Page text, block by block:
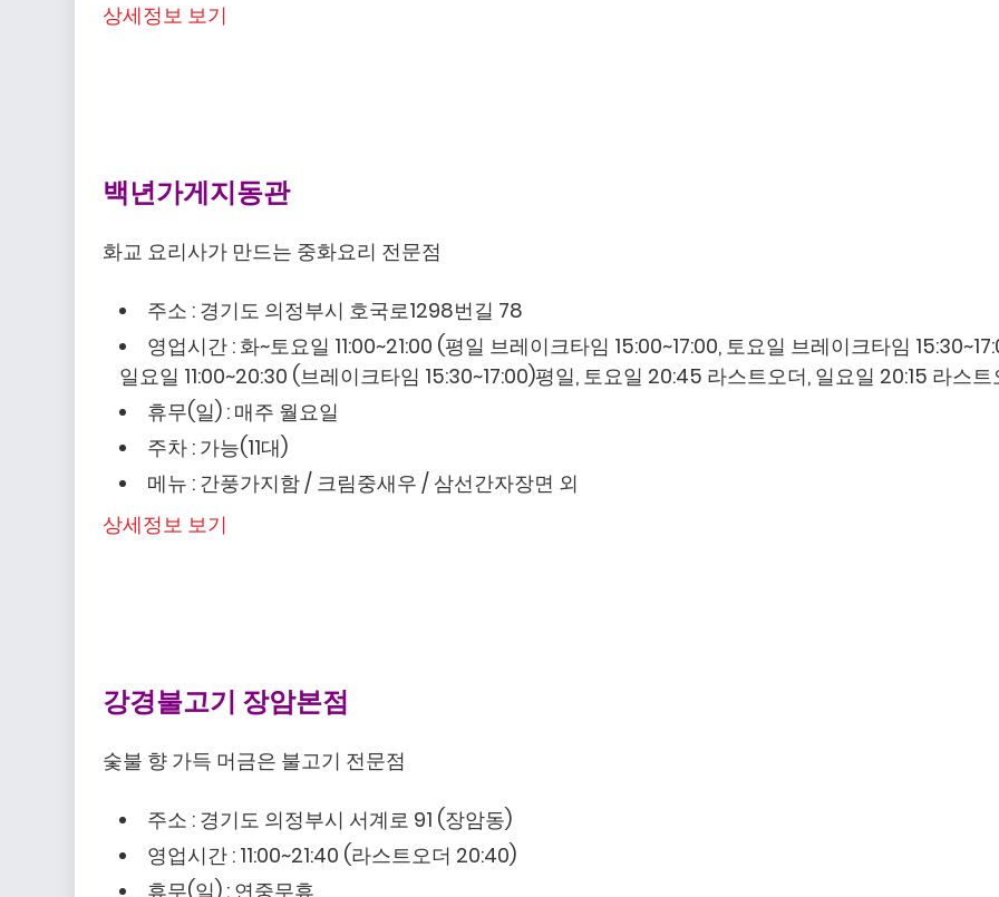
상세정보 보기
백년가게지동관
화교 요리사가 만드는 중화요리 전문점
주소 : 경기도 의정부시 호국로1298번길 78
영업시간 : 화~토요일 11:00~21:00 (평일 브레이크타임 15:00~17:00, 토요일 브레이크타임
일요일 11:00~20:30 (브레이크타임 15:30~17:00)평일, 토요일 20:45 라스트오더, 일요일 20:15 라스트
휴무(일) : 매주 월요일
주차 : 가능(11대)
메뉴 : 간풍가지함 / 크림중새우 / 삼선간자장면 외
상세정보 보기
강경불고기 장암본점
숯불 향 가득 머금은 불고기 전문점
주소 : 경기도 의정부시 서계로 91 (장암동)
영업시간 : 11:00~21:40 (라스트오더 20:40)
휴무(일) : 연중무휴